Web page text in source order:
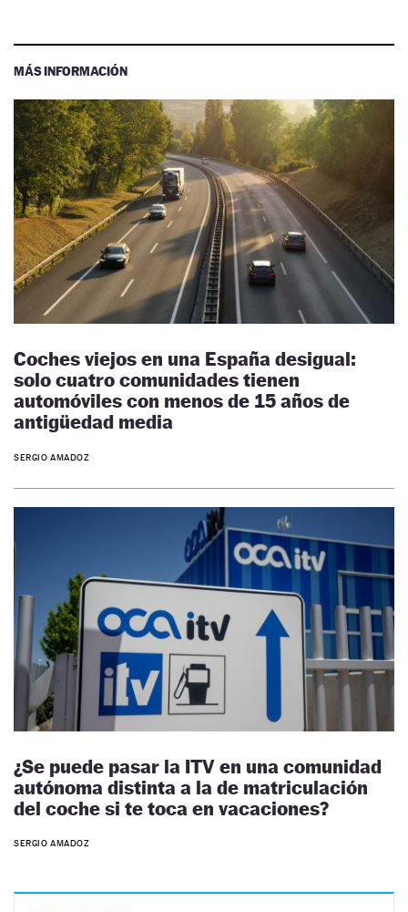
MÁS INFORMACIÓN
Coches viejos en una España desigual:
solo cuatro comunidades tienen
automóviles con menos de 15 años de
antigüedad media
SERGIO AMADOZ
¿Se puede pasar la ITV en una comunidad
autónoma distinta a la de matriculación
del coche si te toca en vacaciones?
SERGIO AMADOZ